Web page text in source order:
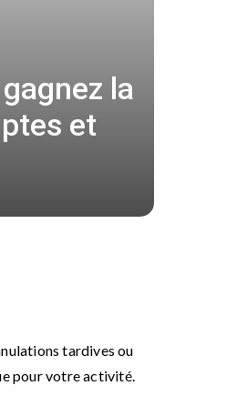
la
et
tardives ou
pour votre activité.